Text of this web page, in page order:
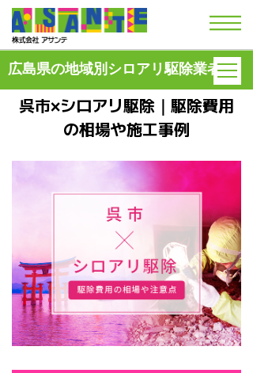
広島県の地域別シロアリ駆除業者
呉市×シロアリ駆除｜駆除費用
の相場や施工事例